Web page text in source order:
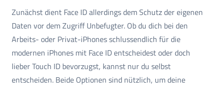
Zunächst dient Face ID allerdings dem Schutz der eigenen
Daten vor dem Zugriff Unbefugter. Ob du dich bei den
Arbeits- oder Privat-iPhones schlussendlich für die
modernen iPhones mit Face ID entscheidest oder doch
lieber Touch ID bevorzugst, kannst nur du selbst
entscheiden. Beide Optionen sind nützlich, um deine